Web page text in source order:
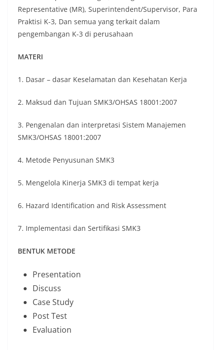
Representative (MR), Superintendent/Supervisor, Para
Praktisi K-3, Dan semua yang terkait dalam
pengembangan K-3 di perusahaan
MATERI
1. Dasar – dasar Keselamatan dan Kesehatan Kerja
2. Maksud dan Tujuan SMK3/OHSAS 18001:2007
3. Pengenalan dan interpretasi Sistem Manajemen
SMK3/OHSAS 18001:2007
4. Metode Penyusunan SMK3
5. Mengelola Kinerja SMK3 di tempat kerja
6. Hazard Identification and Risk Assessment
7. Implementasi dan Sertifikasi SMK3
BENTUK METODE
Presentation
Discuss
Case Study
Post Test
Evaluation